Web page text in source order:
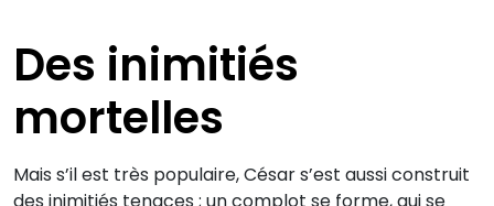
Des inimitiés
mortelles
Mais s’il est très populaire, César s’est aussi construit